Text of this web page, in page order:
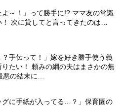
よ～！」って勝手に!? ママ友の常識
次に貸してと言ってきたのは…
？手伝って！」嫁を好き勝手使う義
たい！ 頼みの綱の夫はまさかの無
悪の結末に…
グに手紙が入ってる…？」保育園の